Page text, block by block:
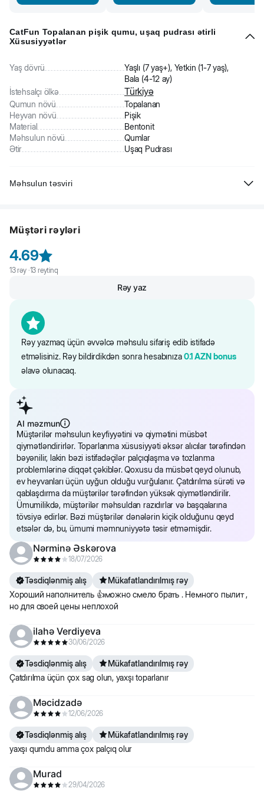
CatFun Topalanan pişik qumu, uşaq pudrası ətirli
Xüsusiyyətlər
Yaş dövrü
Yaşlı (7 yaş+), Yetkin (1-7 yaş),
Bala (4-12 ay)
İstehsalçı ölkə
Türkiyə
Qumun növü
Topalanan
Heyvan növü
Pişik
Material
Bentonit
Məhsulun növü
Qumlar
Ətir
Uşaq Pudrası
Məhsulun təsviri
təhlükəsiz təbii material hesab olunur. O, pişiklərdə vəhşi təbiətdəki
qum növünə adətən problemsiz alışırlar. CatFun pişik qumlarının özəl
formulası bir sıra üstünlüklərə malikdir:
- Rəngli qranullar tualetin təmizləməsini asanlaşdırır.
- Minimal tozlanma isə evin təmizlik və gigiyenasını təmin edəcək.
Sevimli dostunuzun pəncələri daha çirklənməyəcəklər.
- Yuvarlaq qranullar pişiyin pəncələrini zədələmir.
xoşagəlməz qoxularını neytrallaşdırır, həm də uşaqlığınızı xatırladan
qoxu ilə sizi bürüyəcək.
Ümumi istifadə tövsiyələri:
Qumun tam olaraq yenilənməsi 10-15 gündən bir həyata keçirilməlidir.
Topaları, pişik tualetə getdikdən dərhal sonra xaric etmək lazımdır. Bu
zaman bir kiçik ovuc miqdarında qum tualetə əlavə olunmalıdır.
Vacibdir:Unitaza tökülməsi tövsiyə edilmir (kanalizasiyanın
tutulmasına səbəb ola bilər) .
Müştəri rəyləri
4.69
13rəy ·13 reytinq
Rəy yazmaq üçün əvvəlcə məhsulu sifariş edib istifadə
etməlisiniz. Rəy bildirdikdən sonra hesabınıza0.1 AZN bonus
əlavə olunacaq.
Rəy yaz
AI məzmun
Müştərilər məhsulun keyfiyyətini və qiymətini müsbət
qiymətləndirirlər. Toparlanma xüsusiyyəti əksər alıcılar tərəfindən
bəyənilir, lakin bəzi istifadəçilər palçıqlaşma və tozlanma
problemlərinə diqqət çəkiblər. Qoxusu da müsbət qeyd olunub,
ev heyvanları üçün uyğun olduğu vurğulanır. Çatdırılma sürəti və
qablaşdırma da müştərilər tərəfindən yüksək qiymətləndirilir.
Ümumilikdə, müştərilər məhsuldan razıdırlar və başqalarına
tövsiyə edirlər. Bəzi müştərilər dənələrin kiçik olduğunu qeyd
etsələr də, bu, ümumi məmnuniyyətə təsir etməmişdir.
Nərminə Əskərova
18/07/2026
Təsdiqlənmiş alış
Mükafatlandırılmış rəy
Хороший наполнитель 👍можно смело брать . Немного пылит ,
но для своей цены неплохой
ilahə Verdiyeva
30/06/2026
Təsdiqlənmiş alış
Mükafatlandırılmış rəy
Çatdırılma üçün çox sag olun, yaxşı toparlanır
Məcidzadə
12/06/2026
Təsdiqlənmiş alış
Mükafatlandırılmış rəy
yaxşı qumdu amma çox palçıq olur
Murad
29/04/2026